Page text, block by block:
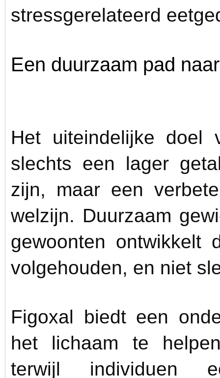
stressgerelateerd
Een duurzaam pad
Het uiteindelijke doel
slechts een lager
zijn, maar een
welzijn. Duurzaam
gewoonten ontwikkelt
volgehouden, en niet
Figoxal biedt een
het lichaam te
terwijl individuen